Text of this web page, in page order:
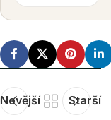
Novější Starší